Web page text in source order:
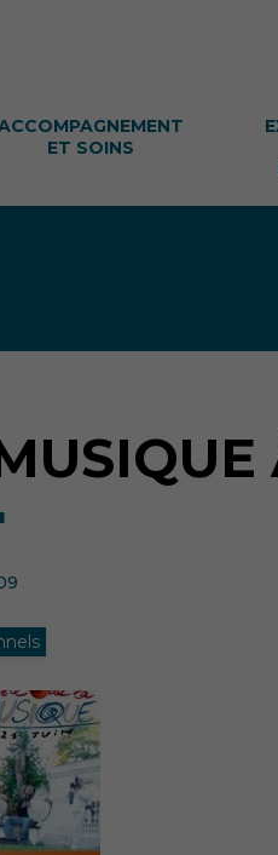
ET SOINS